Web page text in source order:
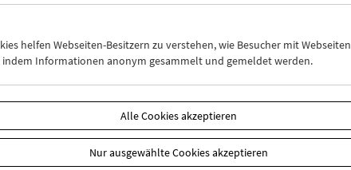
helfen Webseiten-Besitzern zu verstehen, wie Besucher mit Webseiten
indem Informationen anonym gesammelt und gemeldet werden.
Alle Cookies akzeptieren
Nur ausgewählte Cookies akzeptieren